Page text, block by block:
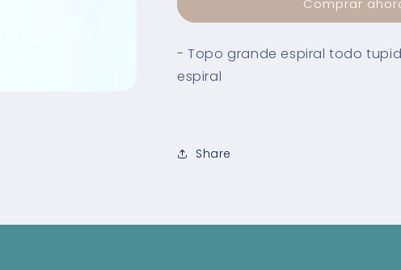
negros
Cristales
negros
- Topo grande espiral todo
espiral
Share